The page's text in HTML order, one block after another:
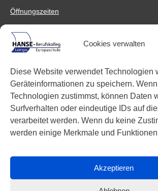
Cookies verwalten
Diese Website verwendet Technologien
Geräteinformationen zu speichern.
Technologien zustimmst, können Daten
Surfverhalten oder eindeutige IDs auf
verarbeitet werden. Wenn du keine
werden einige Merkmale und
Akzeptieren
Öffnungszeiten
Anfahrt
HANSE-Berufskolleg Lemgo
32657 Lemgo
Links
Facebook